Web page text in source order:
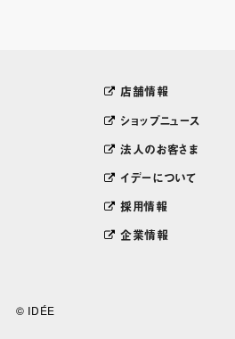
店舗情報
ショップニュース
法人のお客さま
イデーについて
採用情報
企業情報
© IDÉE